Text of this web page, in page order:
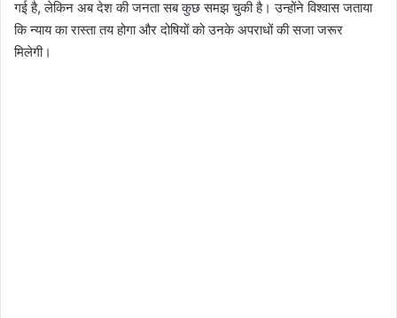
गई है, लेकिन अब देश की जनता सब कुछ समझ चुकी है। उन्होंने विश्वास जताया
कि न्याय का रास्ता तय होगा और दोषियों को उनके अपराधों की सजा जरूर
मिलेगी।